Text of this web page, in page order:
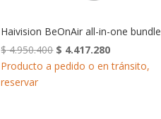
Haivision BeOnAir all-in-one bundle
$4.950.400 El
precio
$ 4.417.280El
precio
Producto a pedido o en tránsito,
reservar